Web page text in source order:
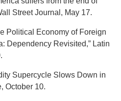
Street Journal, May 17.
Political Economy of Foreign
Dependency Revisited,” Latin
Supercycle Slows Down in
October 10.